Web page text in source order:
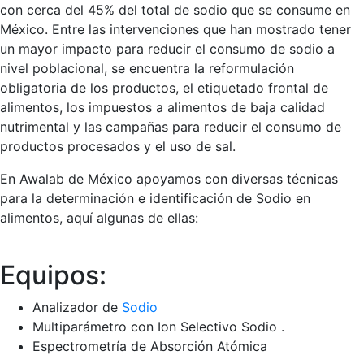
con cerca del 45% del total de sodio que se consume en
México. Entre las intervenciones que han mostrado tener
un mayor impacto para reducir el consumo de sodio a
nivel poblacional, se encuentra la reformulación
obligatoria de los productos, el etiquetado frontal de
alimentos, los impuestos a alimentos de baja calidad
nutrimental y las campañas para reducir el consumo de
productos procesados y el uso de sal.
En Awalab de México apoyamos con diversas técnicas
para la determinación e identificación de Sodio en
alimentos, aquí algunas de ellas:
Equipos:
Analizador de Sodio
Multiparámetro con Ion Selectivo Sodio .
Espectrometría de Absorción Atómica